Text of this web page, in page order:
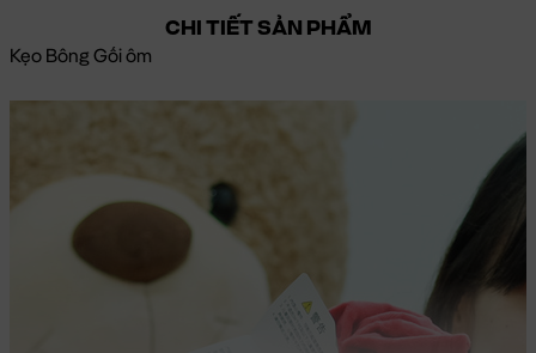
CHI TIẾT SẢN PHẨM
Kẹo Bông Gối ôm